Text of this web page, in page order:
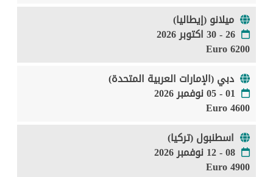
ميلانو (إيطاليا)
26 - 30 اكتوبر 2026
6200 Euro
دبي (الإمارات العربية المتحدة)
01 - 05 نوفمبر 2026
4600 Euro
اسطنبول (تركيا)
08 - 12 نوفمبر 2026
4900 Euro